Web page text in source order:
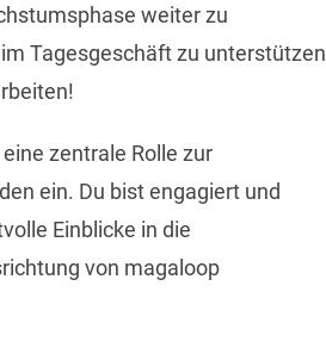
weiter zu
Tagesgeschäft zu unterstützen
zentrale Rolle zur
ein. Du bist engagiert und
Einblicke in die
von magaloop